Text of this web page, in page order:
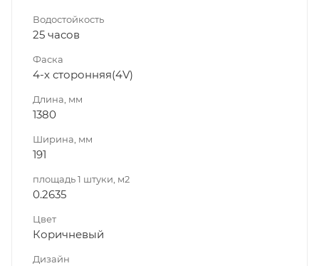
Водостойкость
25 часов
Фаска
4-х сторонняя(4V)
Длина, мм
1380
Ширина, мм
191
площадь 1 штуки, м2
0.2635
Цвет
Коричневый
Дизайн